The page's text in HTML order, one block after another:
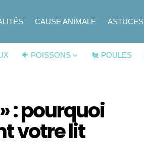
CAUSE ANIMALE ASTUCES
🐠 POISSONS 🐔 POULES
: pourquoi
votre lit